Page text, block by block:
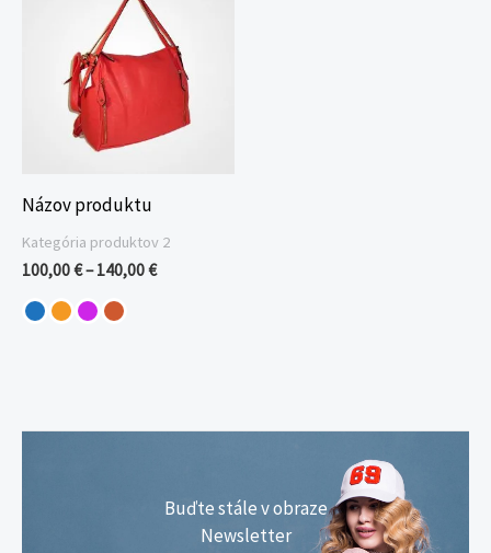
Názov produktu
Kategória produktov 2
100,00€– 140,00€
100,00 €
through
140,00 €
Buďte stále v obraze
Newsletter